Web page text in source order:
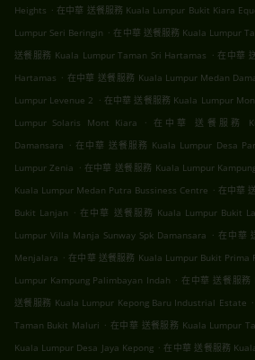
Heights . 在中華 送餐服務 Kuala Lumpur Bukit Kiara
Lumpur Seri Beringin . 在中華 送餐服務 Kuala Lumpur
送餐服務 Kuala Lumpur Taman Sri Hartamas . 在中華
Hartamas . 在中華 送餐服務 Kuala Lumpur Medan
Lumpur Levenue 2 . 在中華 送餐服務 Kuala Lumpur
Lumpur Solaris Mont Kiara
.
在中華 送餐服務
Damansara . 在中華 送餐服務 Kuala Lumpur Desa
Lumpur Zenia . 在中華 送餐服務 Kuala Lumpur
Kuala Lumpur Medan Putra Bussiness Centre . 在中華
Bukit Lanjan . 在中華 送餐服務 Kuala Lumpur Bukit
Lumpur Villa Manja Sunway Spk Damansara . 在中華
Menjalara . 在中華 送餐服務 Kuala Lumpur Bukit Prima
Lumpur Kampung Palimbayan Indah . 在中華 送餐服務
送餐服務 Kuala Lumpur Kepong Baru Industrial Estate .
Taman Bukit Maluri . 在中華 送餐服務 Kuala Lumpur
Kuala Lumpur Desa Jaya Kepong . 在中華 送餐服務